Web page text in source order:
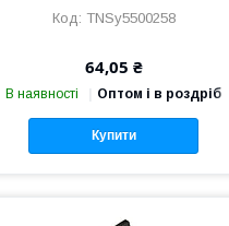
TNSy5500258
64,05 ₴
В наявності Оптом і в роздріб
Купити